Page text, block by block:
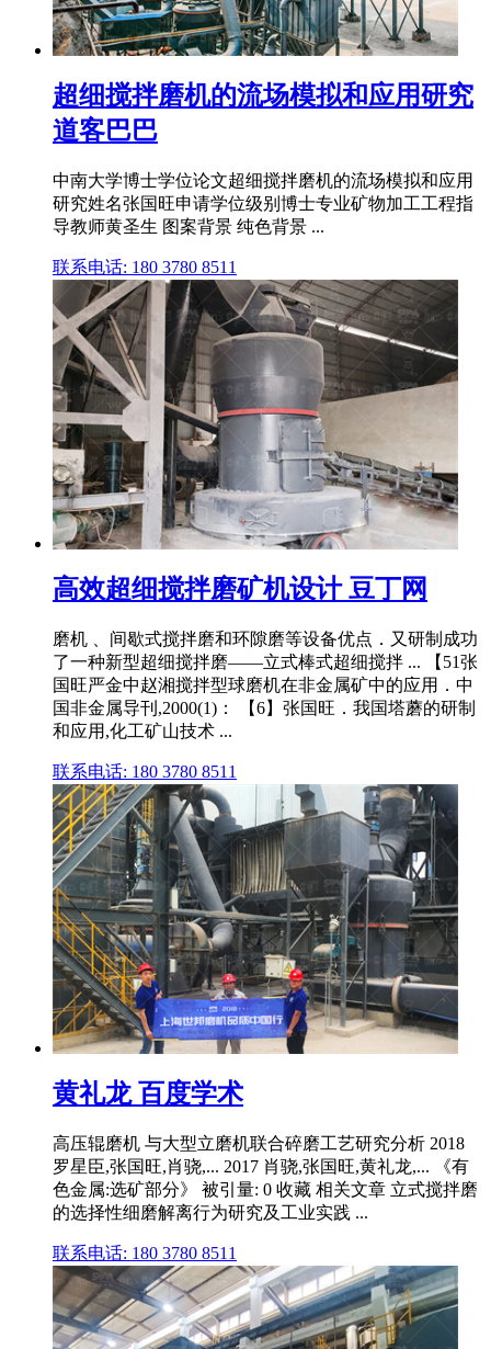
超细搅拌磨机的流场模拟和应用研究
道客巴巴
中南大学博士学位论文超细搅拌磨机的流场模拟和应用
研究姓名张国旺申请学位级别博士专业矿物加工工程指
导教师黄圣生 图案背景 纯色背景 ...
联系电话: 180 3780 8511
高效超细搅拌磨矿机设计 豆丁网
磨机 、间歇式搅拌磨和环隙磨等设备优点．又研制成功
了一种新型超细搅拌磨——立式棒式超细搅拌 ... 【51张
国旺严金中赵湘搅拌型球磨机在非金属矿中的应用．中
国非金属导刊,2000(1)： 【6】张国旺．我国塔蘑的研制
和应用,化工矿山技术 ...
联系电话: 180 3780 8511
黄礼龙 百度学术
高压辊磨机 与大型立磨机联合碎磨工艺研究分析 2018
罗星臣,张国旺,肖骁,... 2017 肖骁,张国旺,黄礼龙,... 《有
色金属:选矿部分》 被引量: 0 收藏 相关文章 立式搅拌磨
的选择性细磨解离行为研究及工业实践 ...
联系电话: 180 3780 8511